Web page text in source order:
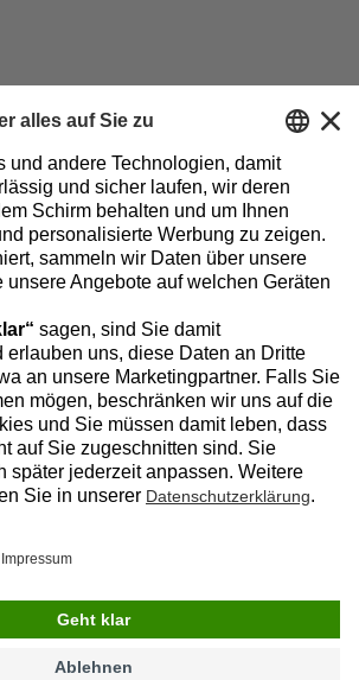
Copyright © 2025, BRZ Deutschland